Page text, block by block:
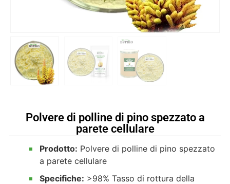
Polvere di polline di pino spezzato a
parete cellulare
Prodotto: Polvere di polline di pino spezzato
a parete cellulare
Specifiche: >98% Tasso di rottura della